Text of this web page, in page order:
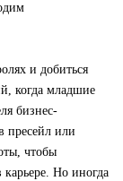
и добиться
когда младшие
бизнес-
пресейл или
чтобы
карьере. Но иногда